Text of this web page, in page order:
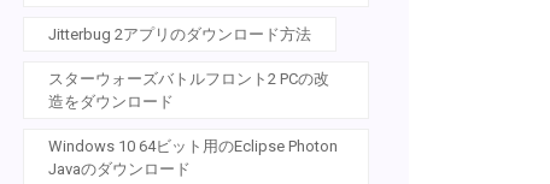
Jitterbug 2アプリのダウンロード方法
スターウォーズバトルフロント2 PCの改
造をダウンロード
Windows 10 64ビット用のEclipse Photon
Javaのダウンロード